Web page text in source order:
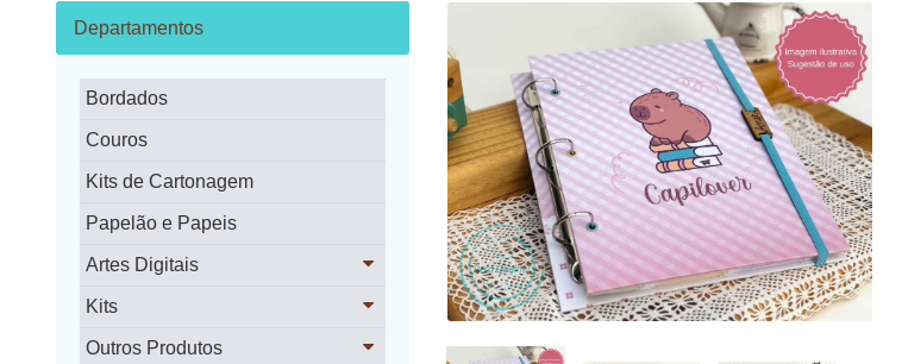
Departamentos
Bordados
Couros
Kits de Cartonagem
Papelão e Papeis
Artes Digitais
Kits
Outros Produtos